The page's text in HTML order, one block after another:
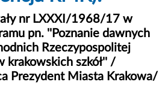
nr LXXXI/1968/17 w
pn. ''Poznanie dawnych
Rzeczypospolitej
krakowskich szkół'' /
Prezydent Miasta Krakowa/